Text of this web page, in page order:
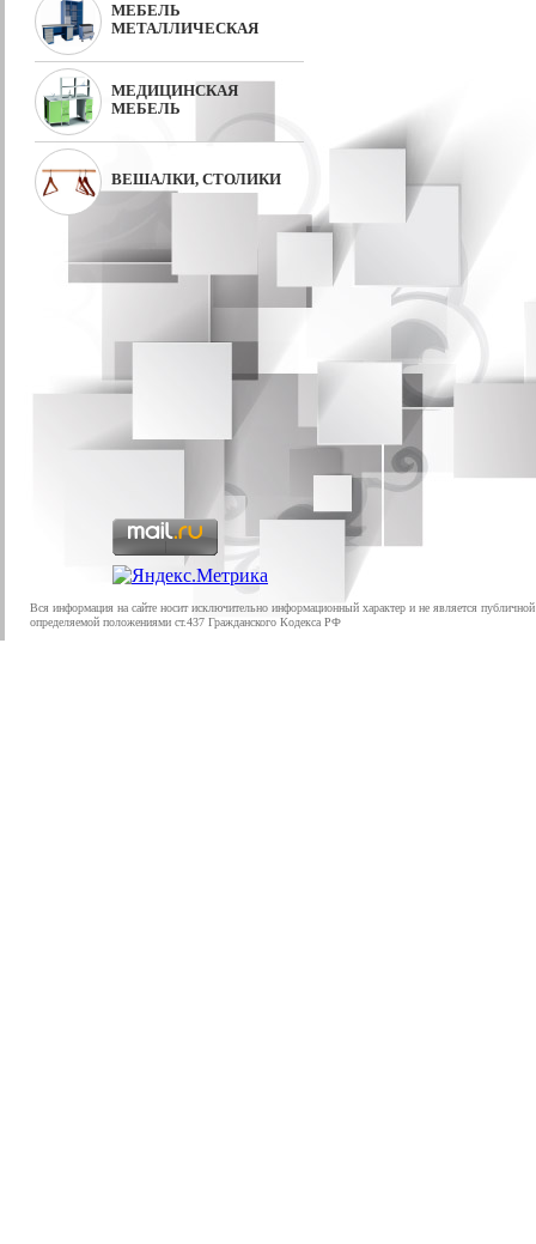
МЕБЕЛЬ
МЕТАЛЛИЧЕСКАЯ
МЕДИЦИНСКАЯ
МЕБЕЛЬ
ВЕШАЛКИ, СТОЛИКИ
Вся информация на сайте носит исключительно информационный характер и не является
определяемой положениями ст.437 Гражданского Кодекса РФ